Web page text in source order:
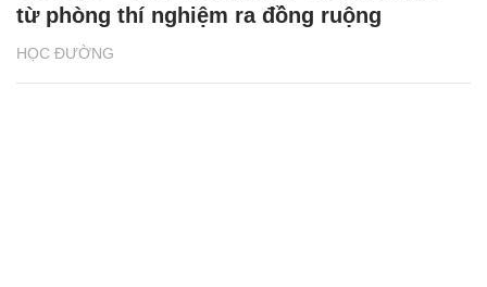
HỌC ĐƯỜNG
từ phòng thí nghiệm ra đồng ruộng